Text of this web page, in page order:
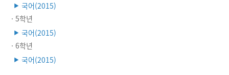
▶ 국어(2015)
· 5학년
▶ 국어(2015)
· 6학년
▶ 국어(2015)